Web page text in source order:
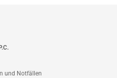
und Notfällen